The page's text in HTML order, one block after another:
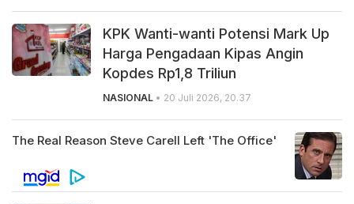
KPK Wanti-wanti Potensi Mark Up
Harga Pengadaan Kipas Angin
Kopdes Rp1,8 Triliun
NASIONAL • 20 Juli 2026, 20.37